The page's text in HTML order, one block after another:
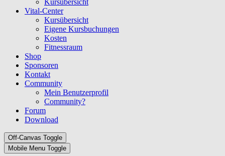
Kursübersicht
Vital-Center
Kursübersicht
Eigene Kursbuchungen
Kosten
Fitnessraum
Shop
Sponsoren
Kontakt
Community
Mein Benutzerprofil
Community?
Forum
Download
Off-Canvas Toggle
Mobile Menu Toggle